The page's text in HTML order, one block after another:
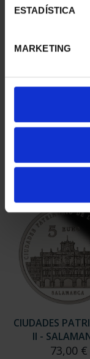
ESTADÍSTICA
MARKETING
CIUDADES
73,00 €
CIUDADES
II -
73,00 €